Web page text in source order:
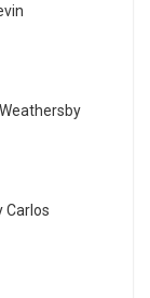
Carlos